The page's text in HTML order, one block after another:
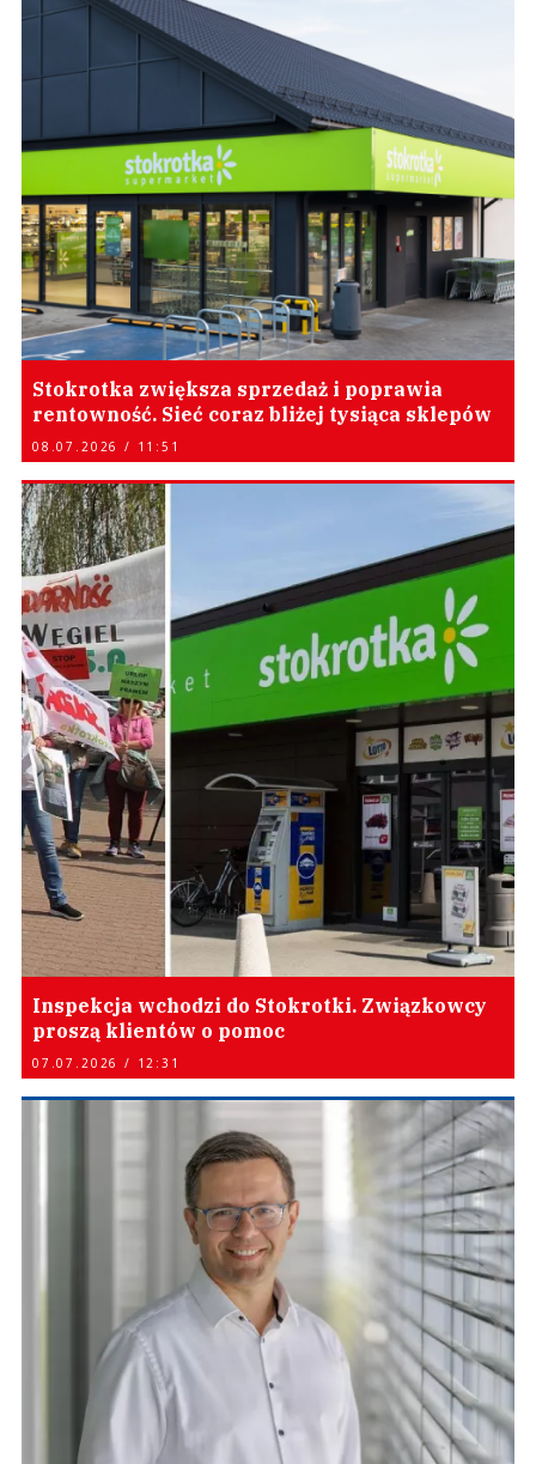
Stokrotka zwiększa sprzedaż i poprawia
rentowność. Sieć coraz bliżej tysiąca sklepów
08.07.2026 / 11:51
Inspekcja wchodzi do Stokrotki. Związkowcy
proszą klientów o pomoc
07.07.2026 / 12:31